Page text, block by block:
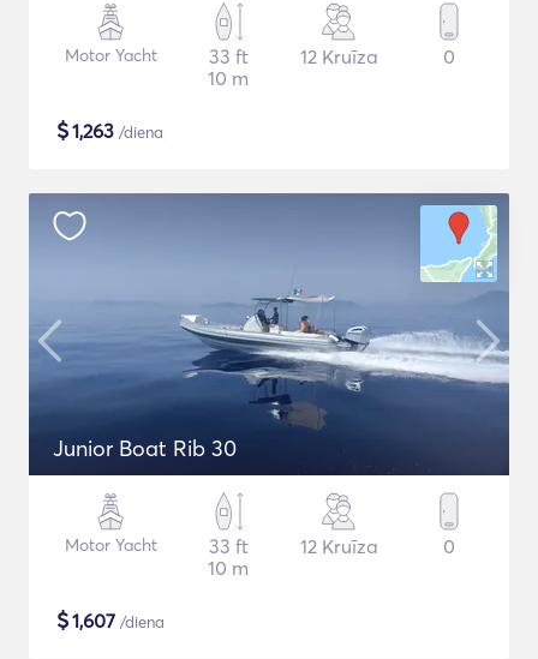
Motor Yacht
33 ft
10 m
12 Kruīza 0
$1,263 /diena
Junior Boat Rib 30
Motor Yacht
33 ft
10 m
12 Kruīza 0
$1,607 /diena